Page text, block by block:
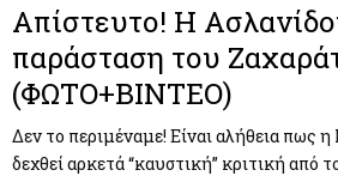
Απίστευτο! Η
παράσταση του
(ΦΩΤΟ+ΒΙΝΤΕΟ)
Δεν το περιμέναμε! Είναι αλήθεια πως
δεχθεί αρκετά “καυστική” κριτική